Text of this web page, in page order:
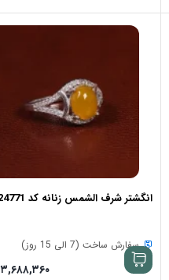
انگشتر شرف الشمس زنانه کد 24771
سفارش ساخت (7 الی 15 روز)
۳,۶۸۸,۳۶۰